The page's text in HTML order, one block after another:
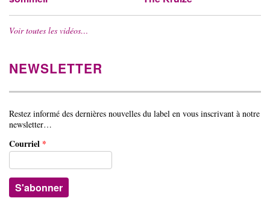
Voir toutes les vidéos…
NEWSLETTER
Restez informé des dernières nouvelles du label en vous inscrivant à notre
newsletter…
Courriel *